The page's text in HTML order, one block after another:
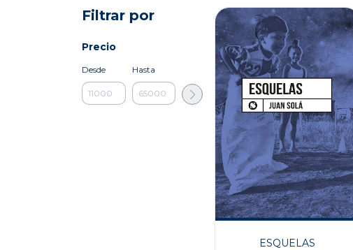
Filtrar por
Precio
Desde Hasta
ESQUELAS